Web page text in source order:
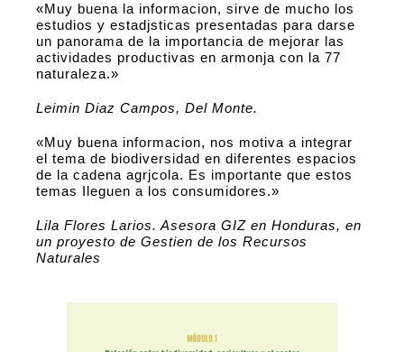
«Muy buena la informacion, sirve de mucho los
estudios y estadjsticas presentadas para darse
un panorama de la importancia de mejorar las
actividades productivas en armonja con la 77
naturaleza.»
Leimin Diaz Campos, Del Monte.
«Muy buena informacion, nos motiva a integrar
el tema de biodiversidad en diferentes espacios
de la cadena agrjcola. Es importante que estos
temas Ileguen a los consumidores.»
Lila Flores Larios. Asesora GIZ en Honduras, en
un proyesto de Gestien de los Recursos
Naturales